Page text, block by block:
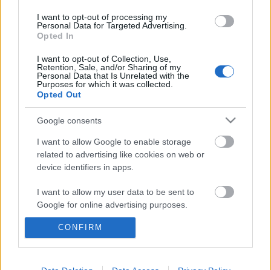
I want to opt-out of processing my
Personal Data for Targeted Advertising.
Opted In
I want to opt-out of Collection, Use,
Retention, Sale, and/or Sharing of my
Personal Data that Is Unrelated with the
Purposes for which it was collected.
Opted Out
Google consents
I want to allow Google to enable storage
related to advertising like cookies on web or
device identifiers in apps.
I want to allow my user data to be sent to
Google for online advertising purposes.
I want to allow Google to send me
I want to allow Google to enable storage
CONFIRM
Ajánlott bejegyzések:
Rögtön dupla premierrel kezdi az új
évadot a Radnóti
Akárki a Dóm téren
A Madách Színház zárt ajtók mellett is
közel 6000 nézőt fogadott júniusban